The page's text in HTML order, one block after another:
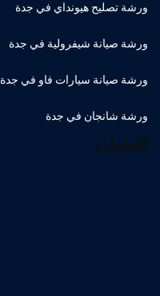
ورشة تصليح هيونداي في جدة
ورشة صيانة شيفرولية في جدة
ورشة صيانة سيارات فاو في جدة
ورشة شانجان في جدة
العنوان